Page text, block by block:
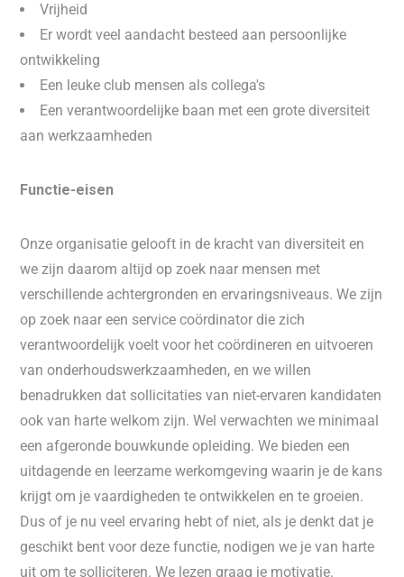
Vrijheid
Er wordt veel aandacht besteed aan persoonlijke
ontwikkeling
Een leuke club mensen als collega's
Een verantwoordelijke baan met een grote diversiteit
aan werkzaamheden
Functie-eisen
Onze organisatie gelooft in de kracht van diversiteit en
we zijn daarom altijd op zoek naar mensen met
verschillende achtergronden en ervaringsniveaus. We zijn
op zoek naar een service coördinator die zich
verantwoordelijk voelt voor het coördineren en uitvoeren
van onderhoudswerkzaamheden, en we willen
benadrukken dat sollicitaties van niet-ervaren kandidaten
ook van harte welkom zijn. Wel verwachten we minimaal
een afgeronde bouwkunde opleiding. We bieden een
uitdagende en leerzame werkomgeving waarin je de kans
krijgt om je vaardigheden te ontwikkelen en te groeien.
Dus of je nu veel ervaring hebt of niet, als je denkt dat je
geschikt bent voor deze functie, nodigen we je van harte
uit om te solliciteren. We lezen graag je motivatie.